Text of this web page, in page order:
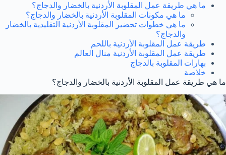
ما هي طريقة عمل المقلوبة الأردنية بالخضار والدجاج؟
ما هي مكونات المقلوبة الأردنية بالخضار والدجاج؟
ما هي خطوات تحضير المقلوبة الأردنية التقليدية بالخضار
والدجاج؟
طريقة عمل المقلوبة الأردنية باللحم
طريقة عمل المقلوبة الأردنية منال العالم
بهارات المقلوبة بالدجاج
خلاصة
ما هي طريقة عمل المقلوبة الأردنية بالخضار والدجاج؟